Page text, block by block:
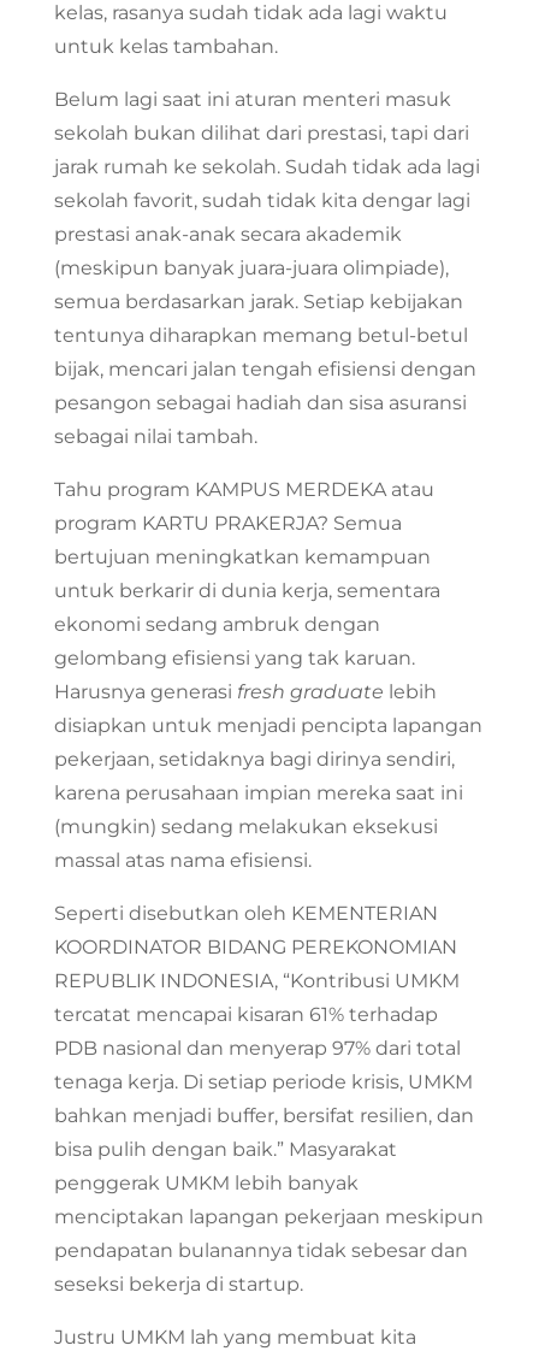
kelas, rasanya sudah tidak ada lagi waktu
untuk kelas tambahan.
Belum lagi saat ini aturan menteri masuk
sekolah bukan dilihat dari prestasi, tapi dari
jarak rumah ke sekolah. Sudah tidak ada lagi
sekolah favorit, sudah tidak kita dengar lagi
prestasi anak-anak secara akademik
(meskipun banyak juara-juara olimpiade),
semua berdasarkan jarak. Setiap kebijakan
tentunya diharapkan memang betul-betul
bijak, mencari jalan tengah efisiensi dengan
pesangon sebagai hadiah dan sisa asuransi
sebagai nilai tambah.
Tahu program KAMPUS MERDEKA atau
program KARTU PRAKERJA? Semua
bertujuan meningkatkan kemampuan
untuk berkarir di dunia kerja, sementara
ekonomi sedang ambruk dengan
gelombang efisiensi yang tak karuan.
Harusnya generasi fresh graduate lebih
disiapkan untuk menjadi pencipta lapangan
pekerjaan, setidaknya bagi dirinya sendiri,
karena perusahaan impian mereka saat ini
(mungkin) sedang melakukan eksekusi
massal atas nama efisiensi.
Seperti disebutkan oleh KEMENTERIAN
KOORDINATOR BIDANG PEREKONOMIAN
REPUBLIK INDONESIA, “Kontribusi UMKM
tercatat mencapai kisaran 61% terhadap
PDB nasional dan menyerap 97% dari total
tenaga kerja. Di setiap periode krisis, UMKM
bahkan menjadi buffer, bersifat resilien, dan
bisa pulih dengan baik.” Masyarakat
penggerak UMKM lebih banyak
menciptakan lapangan pekerjaan meskipun
pendapatan bulanannya tidak sebesar dan
seseksi bekerja di startup.
Justru UMKM lah yang membuat kita